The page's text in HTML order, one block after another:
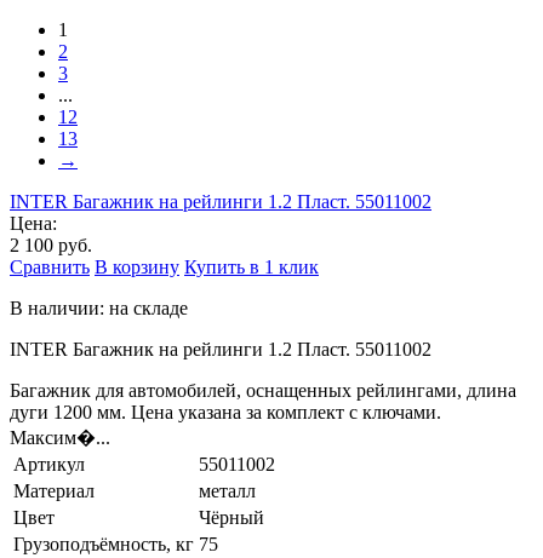
1
2
3
...
12
13
→
INTER Багажник на рейлинги 1.2 Пласт. 55011002
Цена:
2 100 руб.
Сравнить В корзину Купить в 1 клик
В наличии: на складе
INTER Багажник на рейлинги 1.2 Пласт. 55011002
Багажник для автомобилей, оснащенных рейлингами, длина
дуги 1200 мм. Цена указана за комплект с ключами.
Максим�...
Артикул
55011002
Материал
металл
Цвет
Чёрный
Грузоподъёмность, кг 75